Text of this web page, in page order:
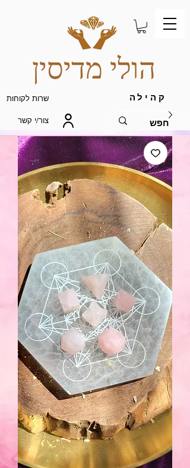
הולי מדיסין
שרות לקוחות קהילה
צור/י קשר